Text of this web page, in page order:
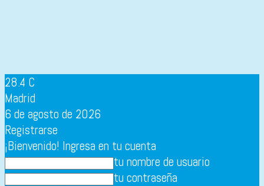
28.4 C
Madrid
6 de agosto de 2026
Registrarse
¡Bienvenido! Ingresa en tu cuenta
tu nombre de usuario
tu contraseña